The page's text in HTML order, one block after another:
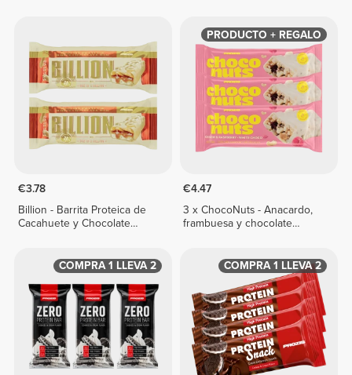
€3.78
Billion - Barrita Proteica de
Cacahuete y Chocolate
PRODUCTO + REGALO
€4.47
3 x ChocoNuts - Anacardo,
frambuesa y chocolate
COMPRA 1 LLEVA 2 COMPRA 1 LLEVA 2